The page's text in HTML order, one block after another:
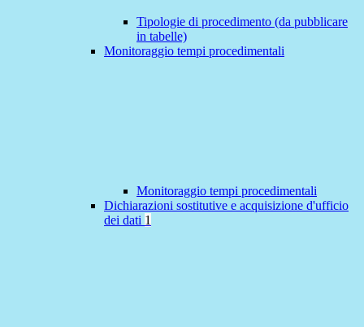
Tipologie di procedimento (da pubblicare
in tabelle)
Monitoraggio tempi procedimentali
Monitoraggio tempi procedimentali
Dichiarazioni sostitutive e acquisizione d'ufficio
dei dati 1